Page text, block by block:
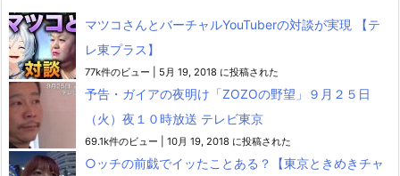
マツコさんとバーチャルYouTuberの対談が実現 【テ
レ東プラス】
77k件のビュー 5月 19, 2018 に投稿された
予告・ガイアの夜明け「ZOZOの野望」９月２５日
（火）夜１０時放送 テレビ東京
69.1k件のビュー 10月 19, 2018 に投稿された
○ッチの前戯でイッたことある？【東京ときめきチャ